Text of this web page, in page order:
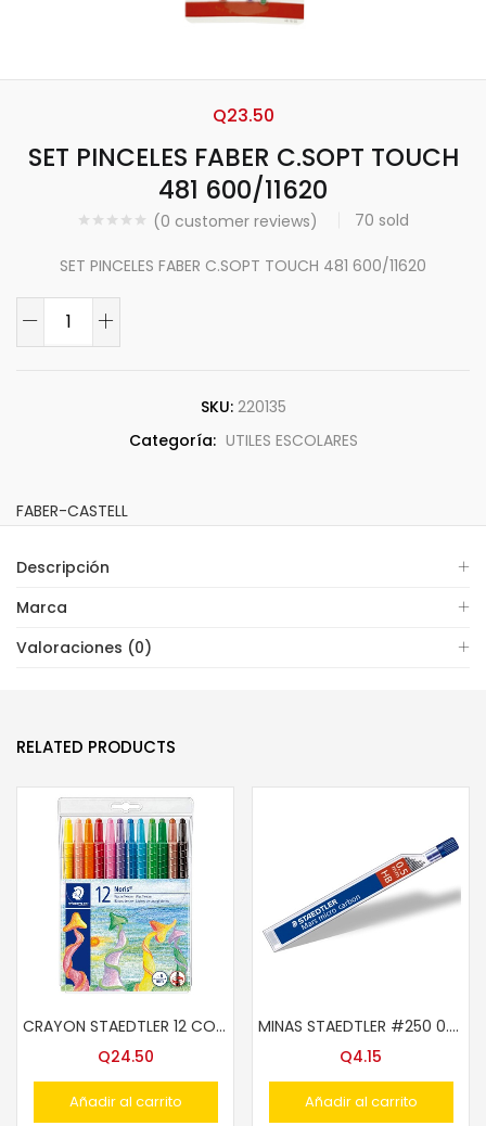
SET PINCELES FABER C.SOPT TOUCH
481 600/11620
(0 customer reviews) 70 sold
Q23.50
SET PINCELES FABER C.SOPT TOUCH 481 600/11620
SKU: 220135
Categoría: UTILES ESCOLARES
FABER-CASTELL
Descripción
Marca
Valoraciones (0)
RELATED PRODUCTS
CRAYON STAEDTLER 12 COLORES GIRABLES NC 221 NWP12
Q24.50
Añadir al carrito
MINAS STAEDTLER #250 0.5MM 2 HB
Q4.15
Añadir al carrito